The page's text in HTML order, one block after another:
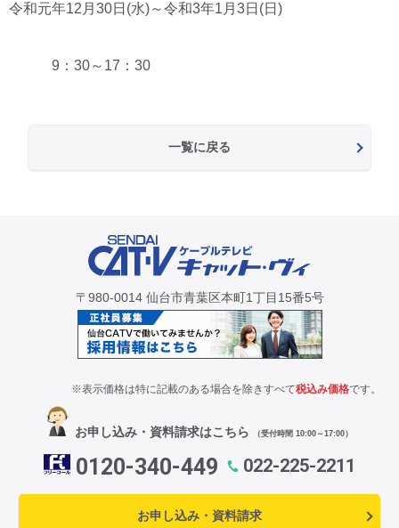
令和元年12月30日(水)～令和3年1月3日(日)
9：30～17：30
一覧に戻る
〒980-0014 仙台市青葉区本町1丁目15番5号
※表示価格は特に記載のある場合を除きすべて税込み価格です。
お申し込み・資料請求はこちら （受付時間 10:00～17:00）
0120-340-449 022-225-2211
お申し込み・資料請求